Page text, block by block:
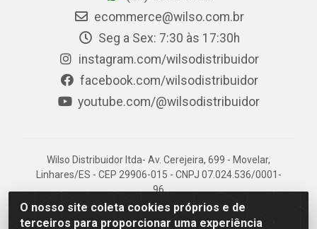
O nosso site coleta cookies próprios e de
terceiros para proporcionar uma experiência
ecommerce@wilso.com.br
Seg a Sex: 7:30 às 17:30h
instagram.com/wilsodistribuidor
facebook.com/wilsodistribuidor
youtube.com/@wilsodistribuidor
Wilso Distribuidor ltda- Av. Cerejeira, 699 - Movelar,
Linhares/ES - CEP 29906-015 - CNPJ 07.024.536/0001-
96